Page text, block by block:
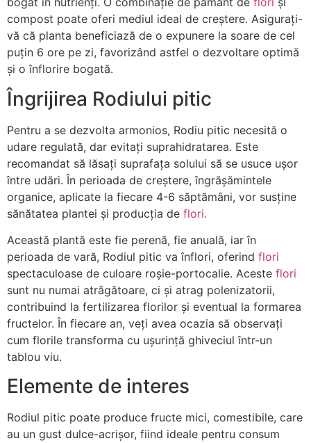
compost poate oferi mediul ideal de creștere. Asigurați-
vă că planta beneficiază de o expunere la soare de cel
puțin 6 ore pe zi, favorizând astfel o dezvoltare optimă
și o înflorire bogată.
Îngrijirea Rodiului pitic
Pentru a se dezvolta armonios, Rodiu pitic necesită o
udare regulată, dar evitați suprahidratarea. Este
recomandat să lăsați suprafața solului să se usuce ușor
între udări. În perioada de creștere, îngrășămintele
organice, aplicate la fiecare 4-6 săptămâni, vor susține
sănătatea plantei și producția de flori.
Această plantă este fie perenă, fie anuală, iar în
perioada de vară, Rodiul pitic va înflori, oferind flori
spectaculoase de culoare roșie-portocalie. Aceste flori
sunt nu numai atrăgătoare, ci și atrag polenizatorii,
contribuind la fertilizarea florilor și eventual la formarea
fructelor. În fiecare an, veți avea ocazia să observați
cum florile transforma cu ușurință ghiveciul într-un
tablou viu.
Elemente de interes
Rodiul pitic poate produce fructe mici, comestibile, care
au un gust dulce-acrișor, fiind ideale pentru consum